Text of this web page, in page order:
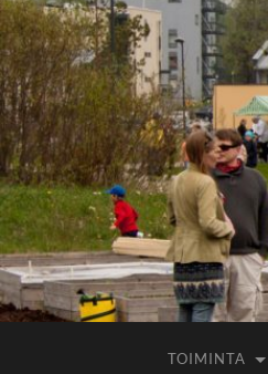
TOIMINTA